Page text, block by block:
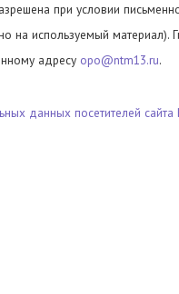
при условии
на используемый материал).
адресу opo@ntm13.ru.
данных посетителей